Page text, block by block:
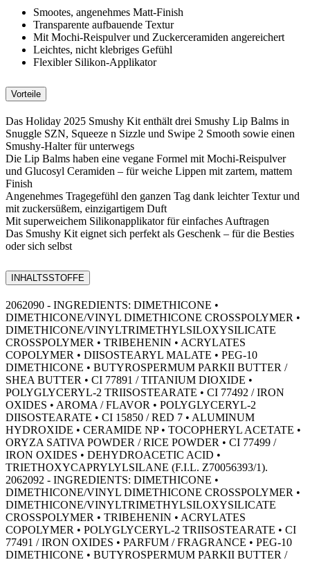
Smootes, angenehmes Matt-Finish
Transparente aufbauende Textur
Mit Mochi-Reispulver und Zuckerceramiden angereichert
Leichtes, nicht klebriges Gefühl
Flexibler Silikon-Applikator
Vorteile
Das Holiday 2025 Smushy Kit enthält drei Smushy Lip Balms in
Snuggle SZN, Squeeze n Sizzle und Swipe 2 Smooth sowie einen
Smushy-Halter für unterwegs
Die Lip Balms haben eine vegane Formel mit Mochi-Reispulver
und Glucosyl Ceramiden – für weiche Lippen mit zartem, mattem
Finish
Angenehmes Tragegefühl den ganzen Tag dank leichter Textur und
mit zuckersüßem, einzigartigem Duft
Mit superweichem Silikonapplikator für einfaches Auftragen
Das Smushy Kit eignet sich perfekt als Geschenk – für die Besties
oder sich selbst
INHALTSSTOFFE
2062090 - INGREDIENTS: DIMETHICONE •
DIMETHICONE/VINYL DIMETHICONE CROSSPOLYMER •
DIMETHICONE/VINYLTRIMETHYLSILOXYSILICATE
CROSSPOLYMER • TRIBEHENIN • ACRYLATES
COPOLYMER • DIISOSTEARYL MALATE • PEG-10
DIMETHICONE • BUTYROSPERMUM PARKII BUTTER /
SHEA BUTTER • CI 77891 / TITANIUM DIOXIDE •
POLYGLYCERYL-2 TRIISOSTEARATE • CI 77492 / IRON
OXIDES • AROMA / FLAVOR • POLYGLYCERYL-2
DIISOSTEARATE • CI 15850 / RED 7 • ALUMINUM
HYDROXIDE • CERAMIDE NP • TOCOPHERYL ACETATE •
ORYZA SATIVA POWDER / RICE POWDER • CI 77499 /
IRON OXIDES • DEHYDROACETIC ACID •
TRIETHOXYCAPRYLYLSILANE (F.I.L. Z70056393/1).
2062092 - INGREDIENTS: DIMETHICONE •
DIMETHICONE/VINYL DIMETHICONE CROSSPOLYMER •
DIMETHICONE/VINYLTRIMETHYLSILOXYSILICATE
CROSSPOLYMER • TRIBEHENIN • ACRYLATES
COPOLYMER • POLYGLYCERYL-2 TRIISOSTEARATE • CI
77491 / IRON OXIDES • PARFUM / FRAGRANCE • PEG-10
DIMETHICONE • BUTYROSPERMUM PARKII BUTTER /